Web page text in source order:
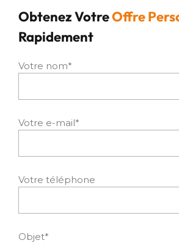
Obtenez VotreOffre
Rapidement
Votre nom*
Votre e-mail*
Votre téléphone
Objet*